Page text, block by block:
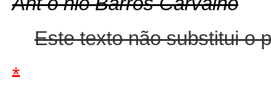
Este texto não substitui o
*